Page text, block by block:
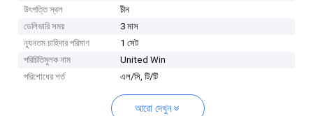
উৎপত্তি স্থল
চীন
ডেলিভারি সময়
3 মাস
ন্যূনতম চাহিদার পরিমাণ
1 সেট
পরিচিতিমুলক নাম
United Win
পরিশোধের শর্ত
এল/সি, টি/টি
আরো দেখুন